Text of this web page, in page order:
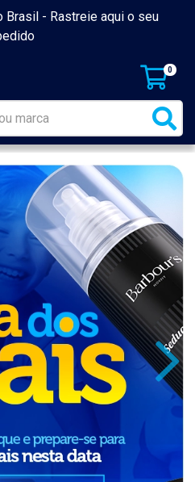
Brasil - Rastreie aqui o seu
0